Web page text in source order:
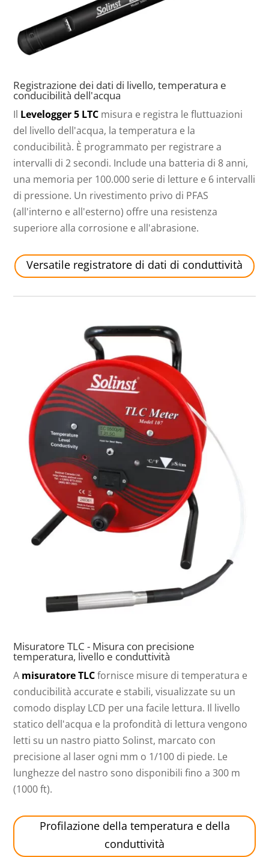
Registrazione dei dati di livello, temperatura e
conducibilità dell'acqua
Il Levelogger 5 LTC misura e registra le fluttuazioni
del livello dell'acqua, la temperatura e la
conducibilità. È programmato per registrare a
intervalli di 2 secondi. Include una batteria di 8 anni,
una memoria per 100.000 serie di letture e 6 intervalli
di pressione. Un rivestimento privo di PFAS
(all'interno e all'esterno) offre una resistenza
superiore alla corrosione e all'abrasione.
Versatile registratore di dati di conduttività
Misuratore TLC - Misura con precisione
temperatura, livello e conduttività
A misuratore TLCfornisce misure di temperatura e
conducibilità accurate e stabili, visualizzate su un
comodo display LCD per una facile lettura. Il livello
statico dell'acqua e la profondità di lettura vengono
letti su un nastro piatto Solinst, marcato con
precisione al laser ogni mm o 1/100 di piede. Le
lunghezze del nastro sono disponibili fino a 300 m
(1000 ft).
Profilazione della temperatura e della
conduttività